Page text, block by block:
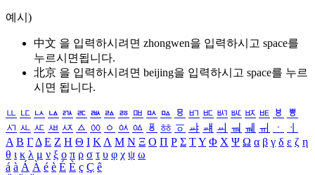
예시)
中文 을 입력하시려면 zhongwen을 입력하시고 space를
누르시면됩니다.
北京 을 입력하시려면 beijing을 입력하시고 space를 누르
시면 됩니다.
ㅥ ㅦ ㅧ ㅨ ㅩ ㅪ ㅫ ㅬ ㅭ ㅮ ㅯ ㅰ ㅱ ㅲ ㅳ ㅴ ㅵ ㅶ ㅷ ㅸ
ㅹ
ㅺ ㅻ ㅼ ㅽ ㅾ ㅿ ㆀ ㆁ ㆂ ㆃ ㆄ ㆅ ㆆ ㆇ ㆈ ㆉ ㆊ ㆋ ㆌ ㆍ
ㆎ
Α Β ΓΔ Ε Ζ Η Θ Ι ΚΛ Μ Ν Ξ Ο Π Ρ Σ ΤΥ Φ Χ Ψ Ω α β γ δ ε ζ η
θ ι κ λ μ ν ξ ο π ρ σ τ υ φ χ ψ ω
á à Á À é è É È ç Ç ê